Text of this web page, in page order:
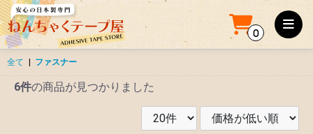
0
全て ファスナー
6件の商品が見つかりました